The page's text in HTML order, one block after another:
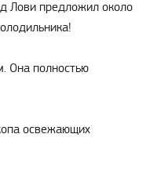
Лови предложил около
Она полностью
освежающих